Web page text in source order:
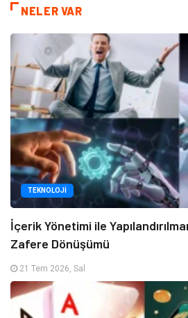
NELER VAR
TEKNOLOJI
İçerik Yönetimi ile
Zafere Dönüşümü
21 Tem 2026, Sal